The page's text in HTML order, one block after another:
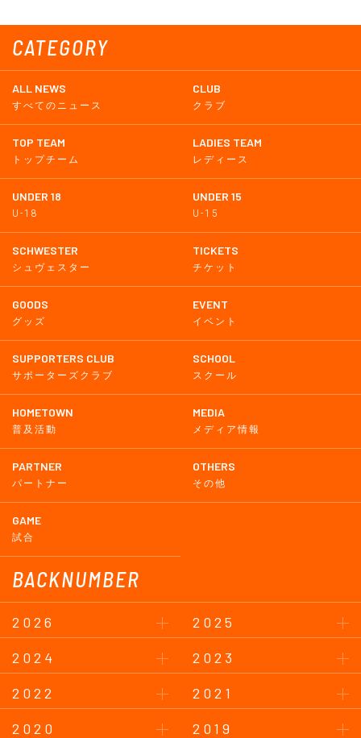
CATEGORY
ALL NEWS
すべてのニュース
CLUB
クラブ
TOP TEAM
トップチーム
LADIES TEAM
レディース
UNDER 18
U-18
UNDER 15
U-15
SCHWESTER
シュヴェスター
TICKETS
チケット
GOODS
グッズ
EVENT
イベント
SUPPORTERS CLUB
サポーターズクラブ
SCHOOL
スクール
HOMETOWN
普及活動
MEDIA
メディア情報
PARTNER
パートナー
OTHERS
その他
GAME
試合
BACKNUMBER
2026
2025
2024
2023
2022
2021
2020
2019